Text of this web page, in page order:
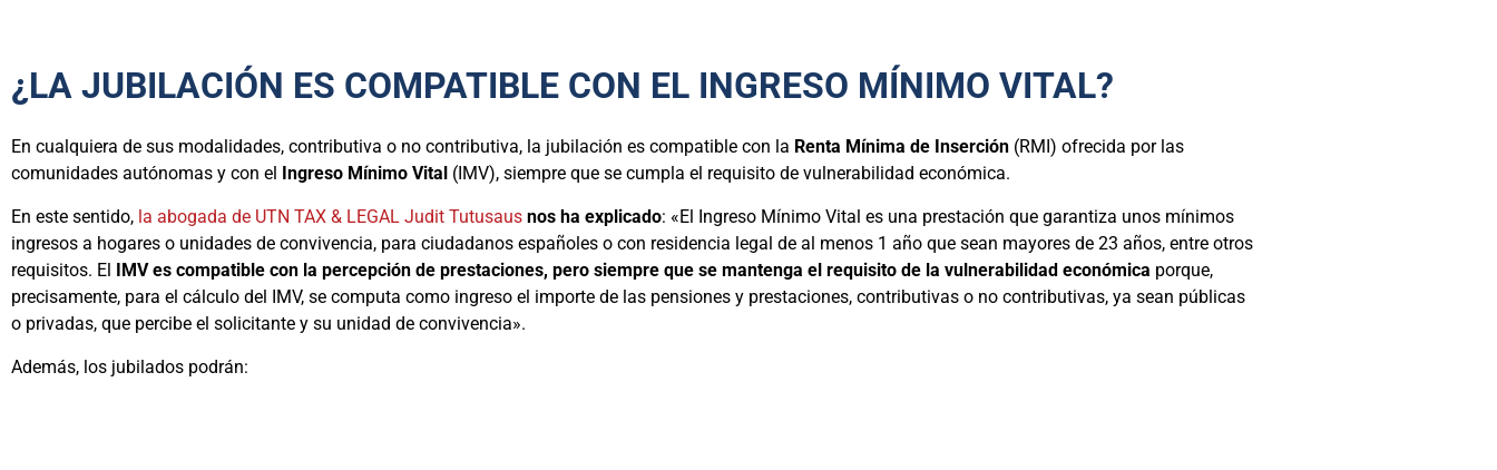
¿LA JUBILACIÓN ES COMPATIBLE CON EL INGRESO MÍNIMO VITAL?
En cualquiera de sus modalidades, contributiva o no contributiva, la jubilación es compatible con la Renta Mínima de Inserción (RMI) ofrecida por las
comunidades autónomas y con el
Ingreso Mínimo Vital (IMV), siempre que se cumpla el requisito de vulnerabilidad económica.
En este sentido, la abogada de UTN TAX & LEGAL Judit Tutusaus nos ha explicado: «El Ingreso Mínimo Vital es una prestación que garantiza unos mínimos
ingresos a hogares o unidades de convivencia, para ciudadanos españoles o con residencia legal de al menos 1 año que sean mayores de 23 años, entre otros
requisitos. El
IMV es compatible con la percepción de prestaciones, pero siempre que se mantenga el requisito de la vulnerabilidad económica porque,
precisamente, para el cálculo del IMV, se computa como ingreso el importe de las pensiones y prestaciones, contributivas o no contributivas, ya sean públicas
o privadas, que percibe el solicitante y su unidad de convivencia».
Además, los jubilados podrán: